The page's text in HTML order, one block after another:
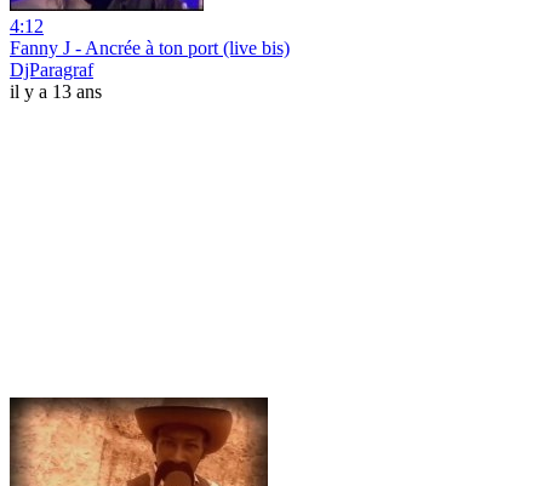
4:12
Fanny J - Ancrée à ton port (live bis)
DjParagraf
il y a 13 ans